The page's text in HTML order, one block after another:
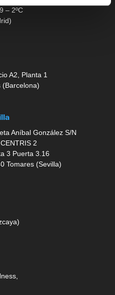
– 2ºC
A2, Planta 1
(Barcelona)
Aníbal González S/N
2
3 Puerta 3.16
Tomares (Sevilla)